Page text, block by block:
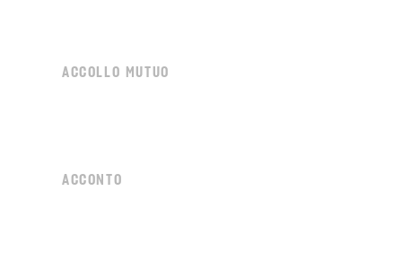
ACCOLLO MUTUO
ACCONTO